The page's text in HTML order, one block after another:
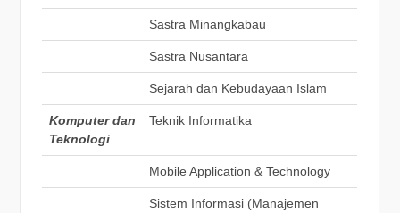
Sastra Minangkabau
Sastra Nusantara
Sejarah dan Kebudayaan Islam
Komputer dan
Teknologi
Teknik Informatika
Mobile Application & Technology
Sistem Informasi (Manajemen